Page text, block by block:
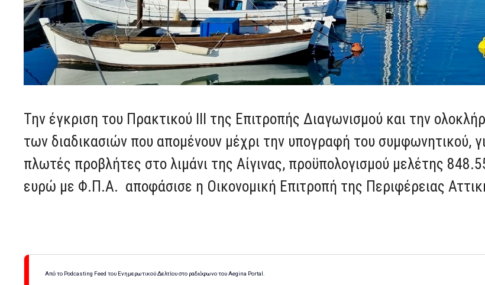
Την έγκριση του Πρακτικού III της Επιτροπής Διαγωνισμού και την
των διαδικασιών που απομένουν μέχρι την υπογραφή του συμφωνητικού,
πλωτές προβλήτες στο λιμάνι της Αίγινας, προϋπολογισμού μελέτης
ευρώ με Φ.Π.Α. αποφάσισε η Οικονομική Επιτροπή της Περιφέρειας
Από το Podcasting Feed του Ενημερωτικού Δελτίου στο ραδιόφωνο του Aegina Portal.